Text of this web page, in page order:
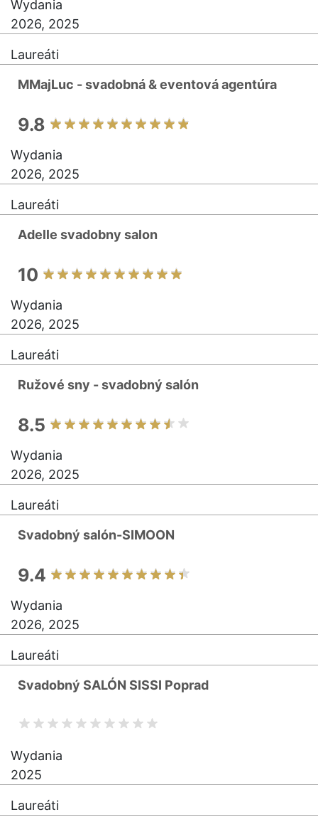
Wydania
2026, 2025
Laureáti
MMajLuc - svadobná & eventová agentúra
9.8
Wydania
2026, 2025
Laureáti
Adelle svadobny salon
10
Wydania
2026, 2025
Laureáti
Ružové sny - svadobný salón
8.5
Wydania
2026, 2025
Laureáti
Svadobný salón-SIMOON
9.4
Wydania
2026, 2025
Laureáti
Svadobný SALÓN SISSI Poprad
Wydania
2025
Laureáti